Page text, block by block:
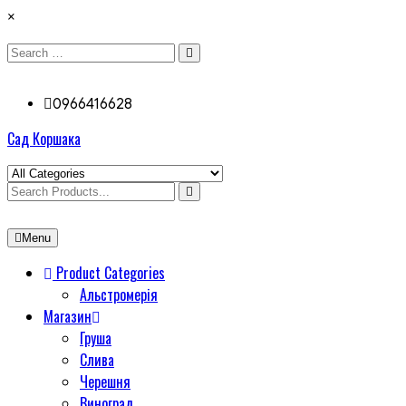
×
0966416628
Сад Коршака
Menu
Product Categories
Альстромерія
Магазин
Груша
Слива
Черешня